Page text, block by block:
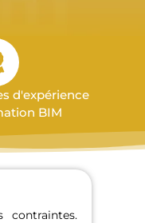
d'expérience
BIM